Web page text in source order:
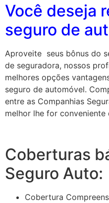
Você deseja
seguro de
Aproveite seus bônus do
de seguradora, nossos
melhores opções
seguro de automóvel.
entre as Companhias
melhor lhe for conveniente
Coberturas
Seguro Auto:
Cobertura